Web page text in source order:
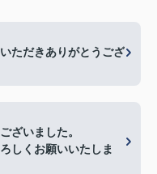
ただきありがとうござ
ざいました。
しくお願いいたしま